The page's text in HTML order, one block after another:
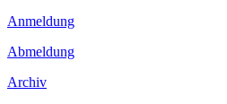
Anmeldung
Abmeldung
Archiv